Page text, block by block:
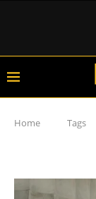
Home Tags